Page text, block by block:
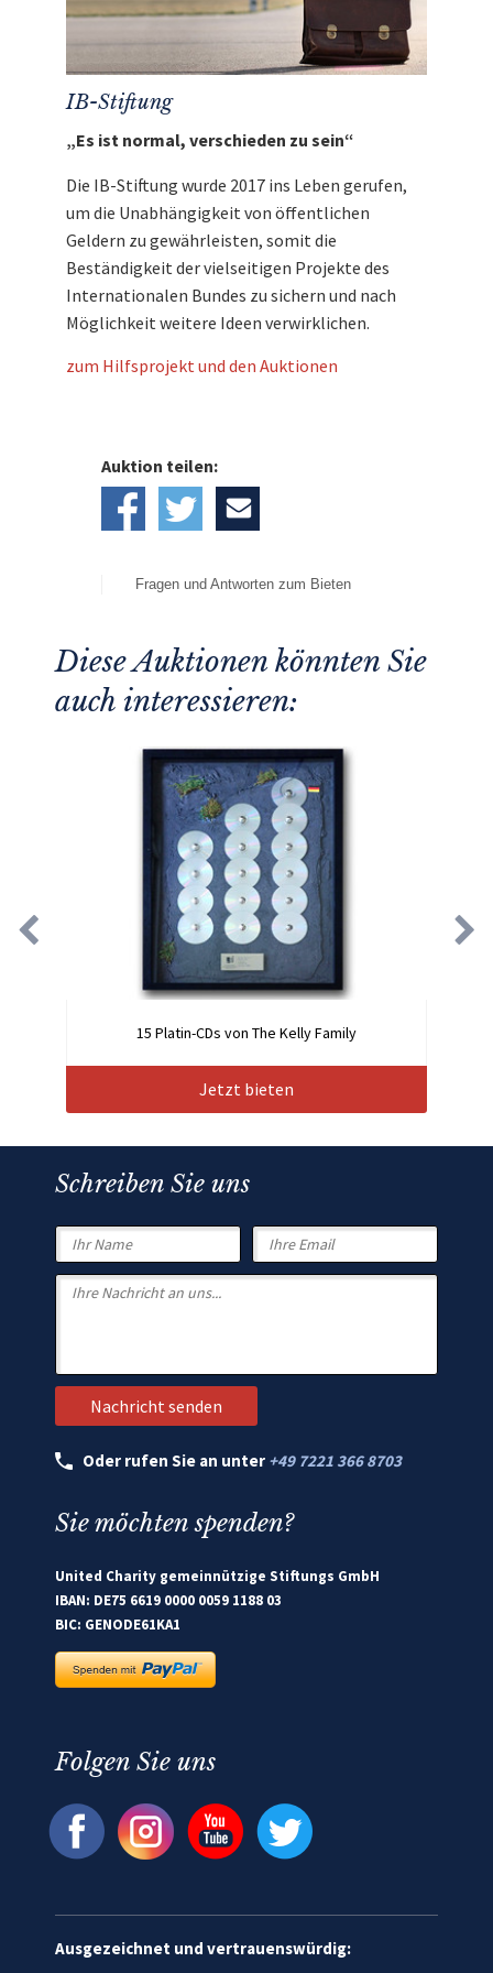
IB-Stiftung
„Es ist normal, verschieden zu sein“
Die IB-Stiftung wurde 2017 ins Leben gerufen,
um die Unabhängigkeit von öffentlichen
Geldern zu gewährleisten, somit die
Beständigkeit der vielseitigen Projekte des
Internationalen Bundes zu sichern und nach
Möglichkeit weitere Ideen verwirklichen.
zum Hilfsprojekt und den Auktionen
Auktion teilen:
Fragen und Antworten zum Bieten
Diese Auktionen könnten Sie
auch interessieren:
15 Platin-CDs von The Kelly Family
Jetzt bieten
Schreiben Sie uns
Oder rufen Sie an unter +49 7221 366 8703
Sie möchten spenden?
United Charity gemeinnützige Stiftungs GmbH
IBAN: DE75 6619 0000 0059 1188 03
BIC: GENODE61KA1
Folgen Sie uns
Ausgezeichnet und vertrauenswürdig: